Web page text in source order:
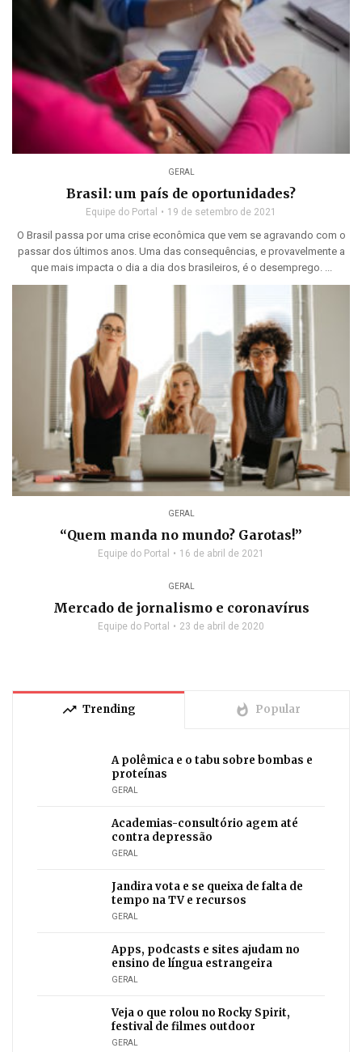
GERAL
Brasil: um país de oportunidades?
Equipe do Portal 19 de setembro de 2021
O Brasil passa por uma crise econômica que vem se agravando com o
passar dos últimos anos. Uma das consequências, e provavelmente a
que mais impacta o dia a dia dos brasileiros, é o desemprego. ...
GERAL
“Quem manda no mundo? Garotas!”
Equipe do Portal 16 de abril de 2021
GERAL
Mercado de jornalismo e coronavírus
Equipe do Portal 23 de abril de 2020
trending_up Trending whatshot Popular
A polêmica e o tabu sobre bombas e
proteínas
GERAL
Academias-consultório agem até
contra depressão
GERAL
Jandira vota e se queixa de falta de
tempo na TV e recursos
GERAL
Apps, podcasts e sites ajudam no
ensino de língua estrangeira
GERAL
Veja o que rolou no Rocky Spirit,
festival de filmes outdoor
GERAL